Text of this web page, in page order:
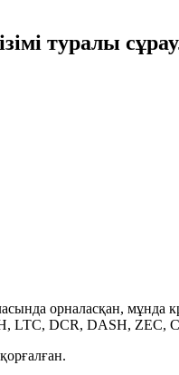
туралы
орналасқан, мұнда
DCR, DASH, ZEC,